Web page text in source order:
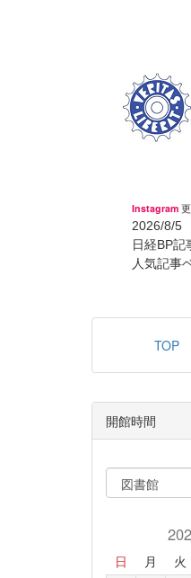
Instagram
2026/8/5
日経BP記
人気記事
TOP
開館時間
日 月 火